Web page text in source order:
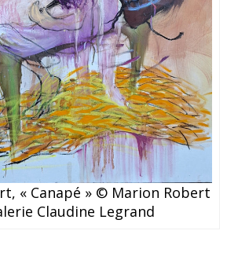
« Canapé » © Marion Robert
Claudine Legrand